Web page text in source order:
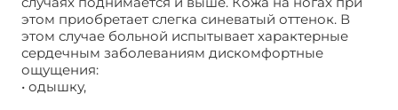
этом приобретает слегка синеватый оттенок. В
этом случае больной испытывает характерные
сердечным заболеваниям дискомфортные
ощущения:
• одышку,